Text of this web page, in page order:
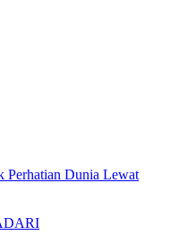
Perhatian Dunia Lewat